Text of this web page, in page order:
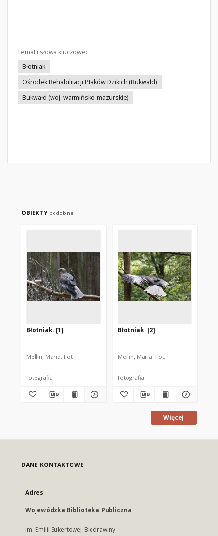
Temat i słowa kluczowe:
Błotniak
Ośrodek Rehabilitacji Ptaków Dzikich (Bukwałd)
Bukwałd (woj. warmińsko-mazurskie)
OBIEKTY podobne
Błotniak. [1]
Mellin, Maria. Fot.
fotografia
Błotniak. [2]
Mellin, Maria. Fot.
fotografia
Więcej
DANE KONTAKTOWE
Adres
Wojewódzka Biblioteka Publiczna
im. Emilii Sukertowej-Biedrawiny